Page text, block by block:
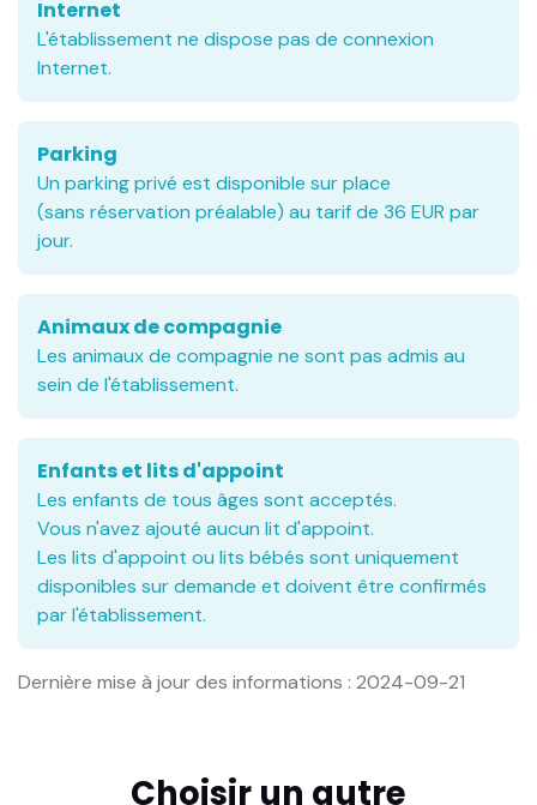
Internet
L'établissement ne dispose pas de connexion
Internet.
Parking
Un parking privé est disponible sur place
(sans réservation préalable) au tarif de 36 EUR par
jour.
Animaux de compagnie
Les animaux de compagnie ne sont pas admis au
sein de l'établissement.
Enfants et lits d'appoint
Les enfants de tous âges sont acceptés.
Vous n'avez ajouté aucun lit d'appoint.
Les lits d'appoint ou lits bébés sont uniquement
disponibles sur demande et doivent être confirmés
par l'établissement.
Dernière mise à jour des informations : 2024-09-21
Choisir un autre